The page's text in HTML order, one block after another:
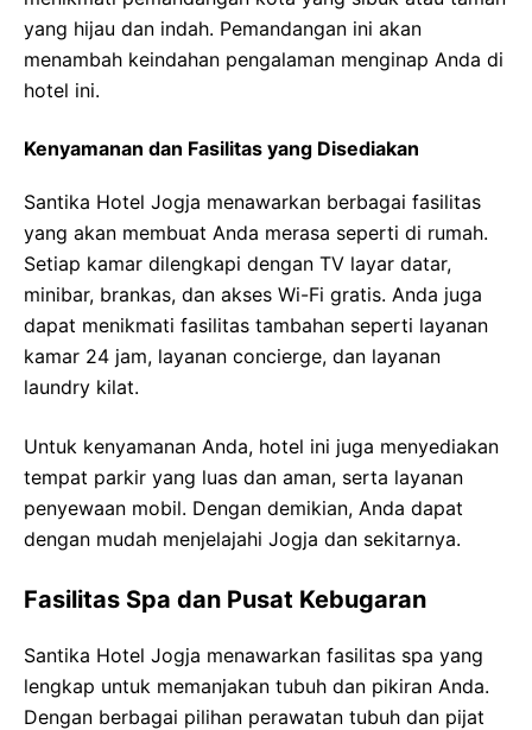
yang hijau dan indah. Pemandangan ini akan
menambah keindahan pengalaman menginap Anda di
hotel ini.
Kenyamanan dan Fasilitas yang Disediakan
Santika Hotel Jogja menawarkan berbagai fasilitas
yang akan membuat Anda merasa seperti di rumah.
Setiap kamar dilengkapi dengan TV layar datar,
minibar, brankas, dan akses Wi-Fi gratis. Anda juga
dapat menikmati fasilitas tambahan seperti layanan
kamar 24 jam, layanan concierge, dan layanan
laundry kilat.
Untuk kenyamanan Anda, hotel ini juga menyediakan
tempat parkir yang luas dan aman, serta layanan
penyewaan mobil. Dengan demikian, Anda dapat
dengan mudah menjelajahi Jogja dan sekitarnya.
Fasilitas Spa dan Pusat Kebugaran
Santika Hotel Jogja menawarkan fasilitas spa yang
lengkap untuk memanjakan tubuh dan pikiran Anda.
Dengan berbagai pilihan perawatan tubuh dan pijat